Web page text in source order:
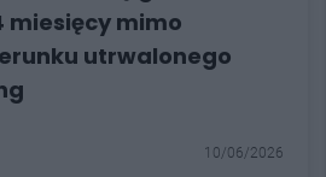
miesięcy mimo
utrwalonego
10/06/2026